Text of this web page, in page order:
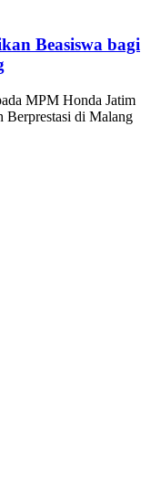
Beasiswa bagi
MPM Honda Jatim
Berprestasi di Malang